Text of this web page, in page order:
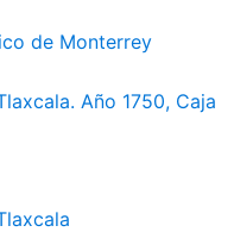
de Monterrey
Año 1750, Caja